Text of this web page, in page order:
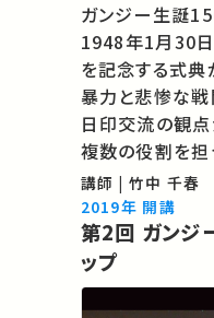
ガンジー生誕
1948年1月30
を記念する式典
暴力と悲惨な
日印交流の観点から振
複数の役割を担
の人生を振り返
えてみましょう。 ★あなたのシェアが、ほかの誰か
講師 | 竹中 千春
2019年 開講
第2回 ガンジーに学ぶ21世紀のリーダーシ
ップ